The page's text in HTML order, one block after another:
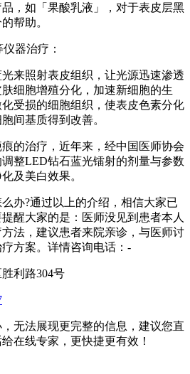
，如「果酸乳液」，对于表皮层黑
帮助。
器治疗：
来照射表皮组织，让光源迅速渗透
细胞增殖分化，加速新细胞的生
受损的细胞组织，使表皮色素分化
间基质得到改善。
的治疗，近年来，经中国医师协会
整LED钻石蓝光镭射的剂量与参数
及美白效果。
办?通过以上的介绍，相信大家已
醒大家的是：医师没见到患者本人
法，建议患者来院亲诊，与医师讨
方案。详情咨询电话：-
利路304号
无法展现更完整的信息，建议您直
在线专家，更快捷更有效！